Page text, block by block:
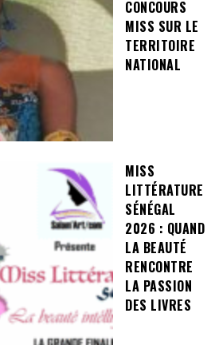
CONCOURS
MISS SUR LE
TERRITOIRE
NATIONAL
MISS
LITTÉRATURE
SÉNÉGAL
2026 : QUAND
LA BEAUTÉ
RENCONTRE
LA PASSION
DES LIVRES